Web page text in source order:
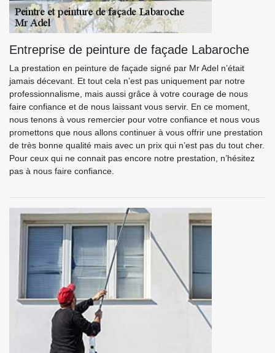
Entreprise de peinture de façade Labaroche
La prestation en peinture de façade signé par Mr Adel n’était
jamais décevant. Et tout cela n’est pas uniquement par notre
professionnalisme, mais aussi grâce à votre courage de nous
faire confiance et de nous laissant vous servir. En ce moment,
nous tenons à vous remercier pour votre confiance et nous vous
promettons que nous allons continuer à vous offrir une prestation
de très bonne qualité mais avec un prix qui n’est pas du tout cher.
Pour ceux qui ne connait pas encore notre prestation, n’hésitez
pas à nous faire confiance.